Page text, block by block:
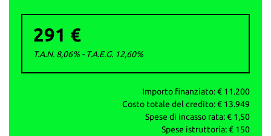
- Permute e ritiro usato con pagamento immediato
- Finanziamenti personalizzati
- Passaggi di proprietà istantanei
AUTO&MOTORIbs; ‒ Concesio (BS)
291 €
T.A.N. 8,06% - T.A.E.G. 12,60%
Importo finanziato: € 11.200
Costo totale del credito: € 13.949
Spese di incasso rata: € 1,50
Spese istruttoria: € 150